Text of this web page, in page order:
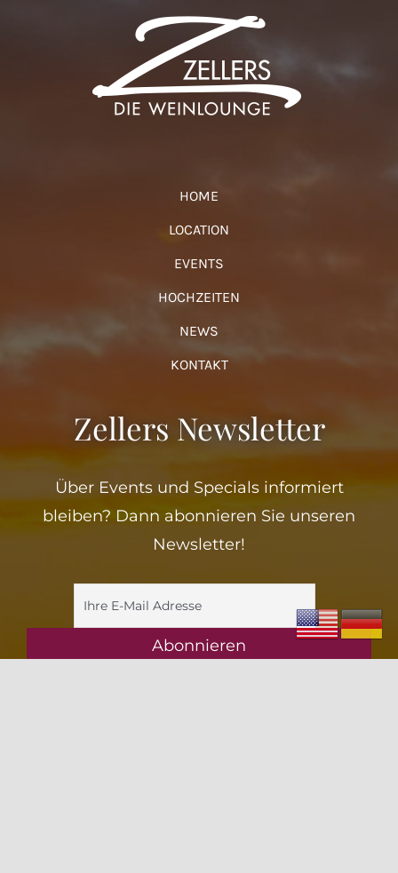
HOME
LOCATION
EVENTS
HOCHZEITEN
NEWS
KONTAKT
Zellers Newsletter
Über Events und Specials informiert
bleiben? Dann abonnieren Sie unseren
Newsletter!